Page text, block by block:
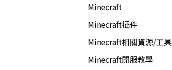
Minecraft
Minecraft插件
Minecraft相關資源/工具
Minecraft開服教學